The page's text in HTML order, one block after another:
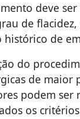
deve
de
histórico de
do
de
podem ser
os